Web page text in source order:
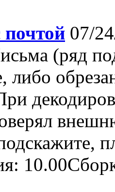
07/
(ряд
либо